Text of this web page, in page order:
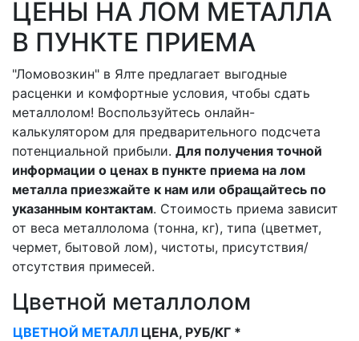
ЦЕНЫ НА ЛОМ МЕТАЛЛА
В ПУНКТЕ ПРИЕМА
"Ломовозкин" в Ялте предлагает выгодные
расценки и комфортные условия, чтобы сдать
металлолом! Воспользуйтесь онлайн-
калькулятором для предварительного подсчета
потенциальной прибыли. Для получения точной
информации о ценах в пункте приема на лом
металла приезжайте к нам или обращайтесь по
указанным контактам. Стоимость приема зависит
от веса металлолома (тонна, кг), типа (цветмет,
чермет, бытовой лом), чистоты, присутствия/
отсутствия примесей.
Цветной металлолом
ЦВЕТНОЙ МЕТАЛЛ ЦЕНА, РУБ/КГ *